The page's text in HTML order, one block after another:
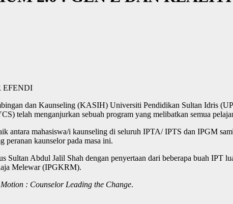
EFENDI
dan Kaunseling (KASIH) Universiti Pendidikan Sultan Idris
telah menganjurkan sebuah program yang melibatkan semua
antara mahasiswa/i kaunseling di seluruh IPTA/ IPTS dan IPGM
peranan kaunselor pada masa ini.
Sultan Abdul Jalil Shah dengan penyertaan dari beberapa buah
Melewar (IPGKRM).
: Counselor Leading the Change.